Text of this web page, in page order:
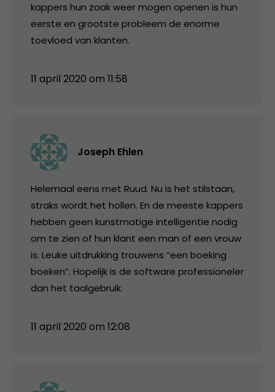
kappers hun zaak weer mogen openen is hun
eerste en grootste probleem de enorme
toevloed van klanten.
11 april 2020 om 11:58
Joseph Ehlen
Helemaal eens met Ruud. Nu is het stilstaan,
straks wordt het hollen. En de meeste kappers
hebben geen kunstmatige intelligentie nodig
om te zien of hun klant een man of een vrouw
is. Leuke uitdrukking trouwens “een boeking
boeken”. Hopelijk is de software professioneler
dan het taalgebruik.
11 april 2020 om 12:08